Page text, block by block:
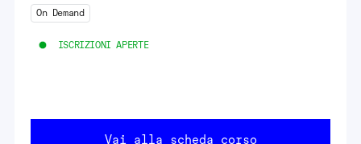
On Demand
ISCRIZIONI APERTE
Vai alla scheda corso